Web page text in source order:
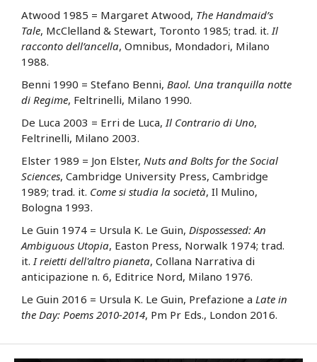
Atwood 1985 = Margaret Atwood, The Handmaid’s
Tale, McClelland & Stewart, Toronto 1985; trad. it. Il
racconto dell’ancella, Omnibus, Mondadori, Milano
1988.
Benni 1990 = Stefano Benni, Baol. Una tranquilla notte
di Regime, Feltrinelli, Milano 1990.
De Luca 2003 = Erri de Luca, Il Contrario di Uno,
Feltrinelli, Milano 2003.
Elster 1989 = Jon Elster, Nuts and Bolts for the Social
Sciences, Cambridge University Press, Cambridge
1989; trad. it. Come si studia la società, Il Mulino,
Bologna 1993.
Le Guin 1974 = Ursula K. Le Guin, Dispossessed: An
Ambiguous Utopia, Easton Press, Norwalk 1974; trad.
it. I reietti dell'altro pianeta, Collana Narrativa di
anticipazione n. 6, Editrice Nord, Milano 1976.
Le Guin 2016 = Ursula K. Le Guin, Prefazione a Late in
the Day: Poems 2010-2014, Pm Pr Eds., London 2016.